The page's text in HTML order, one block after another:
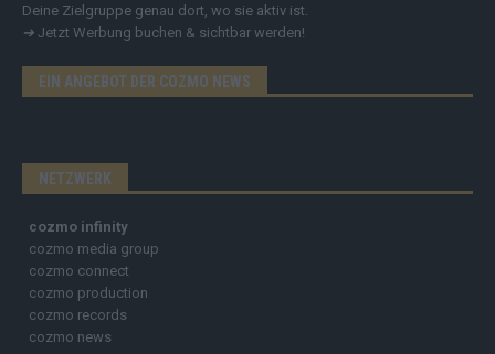
Deine Zielgruppe genau dort, wo sie aktiv ist.
➔ Jetzt Werbung buchen & sichtbar werden!
EIN ANGEBOT DER COZMO NEWS
NETZWERK
cozmo infinity
cozmo media group
cozmo connect
cozmo production
cozmo records
cozmo news